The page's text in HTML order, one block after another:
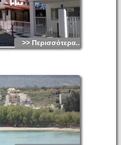
>> Περισσότερα...